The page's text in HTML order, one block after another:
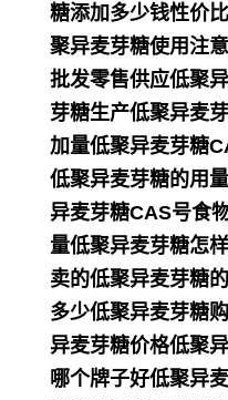
糖添加多少钱性价
聚异麦芽糖使用注
批发零售供应低聚
芽糖生产低聚异麦
加量低聚异麦芽糖
低聚异麦芽糖的用
异麦芽糖CAS号食
量低聚异麦芽糖怎
卖的低聚异麦芽糖
多少低聚异麦芽糖
异麦芽糖价格低聚
哪个牌子好低聚异